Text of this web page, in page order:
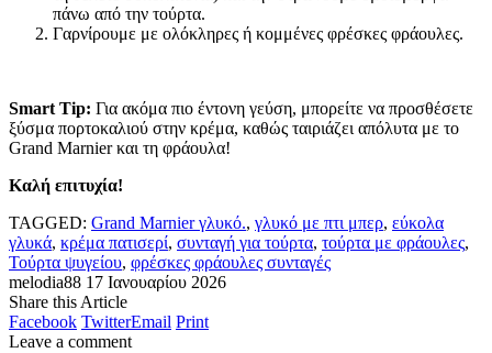
πάνω από την τούρτα.
Γαρνίρουμε με ολόκληρες ή κομμένες φρέσκες φράουλες.
SmartTip: Για ακόμα πιο έντονη γεύση, μπορείτε να προσθέσετε
ξύσμα πορτοκαλιού στην κρέμα, καθώς ταιριάζει απόλυτα με το
Grand Marnier και τη φράουλα!
Καλή επιτυχία!
TAGGED: Grand Marnier γλυκό., γλυκό με πτι μπερ, εύκολα
γλυκά, κρέμα πατισερί, συνταγή για τούρτα, τούρτα με φράουλες,
Τούρτα ψυγείου, φρέσκες φράουλες συνταγές
melodia88 17 Ιανουαρίου 2026
Share this Article
Facebook TwitterEmail Print
Leave a comment